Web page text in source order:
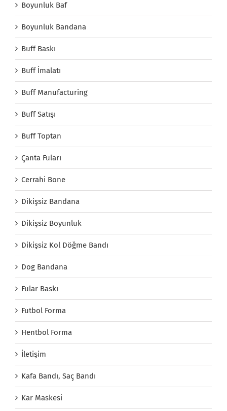
Boyunluk Baf
Boyunluk Bandana
Buff Baskı
Buff İmalatı
Buff Manufacturing
Buff Satışı
Buff Toptan
Çanta Fuları
Cerrahi Bone
Dikişsiz Bandana
Dikişsiz Boyunluk
Dikişsiz Kol Döğme Bandı
Dog Bandana
Fular Baskı
Futbol Forma
Hentbol Forma
İletişim
Kafa Bandı, Saç Bandı
Kar Maskesi